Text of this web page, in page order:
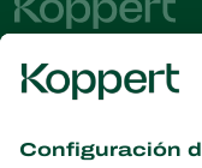
información